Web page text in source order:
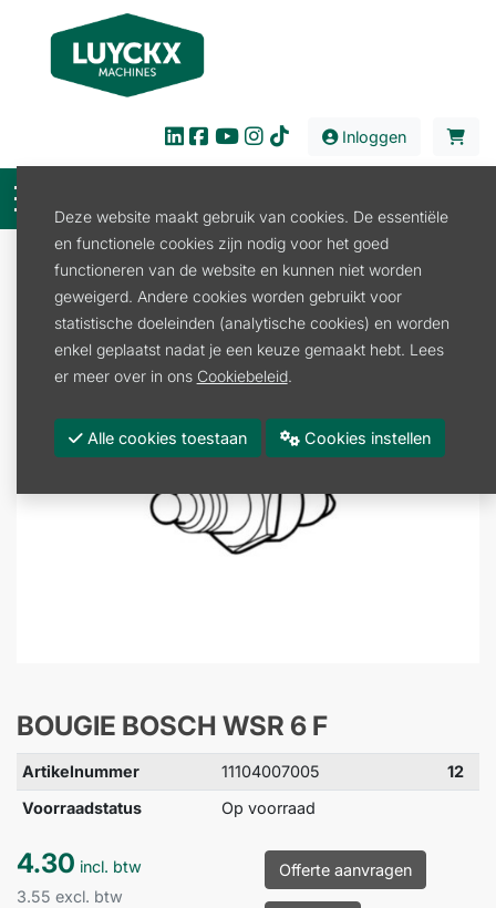
Inloggen
Tuin en Park
BOUGIE BOSCH WSR 6 F
BOUGIE BOSCH WSR 6 F
Artikelnummer 11104007005
12
Voorraadstatus
Op voorraad
4.30 incl. btw
3.55 excl. btw
Offerte aanvragen
Deze website maakt gebruik van cookies. De essentiële
en functionele cookies zijn nodig voor het goed
functioneren van de website en kunnen niet worden
geweigerd. Andere cookies worden gebruikt voor
statistische doeleinden (analytische cookies) en worden
enkel geplaatst nadat je een keuze gemaakt hebt. Lees
er meer over in ons Cookiebeleid.
Alle cookies toestaan Cookies instellen